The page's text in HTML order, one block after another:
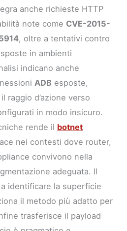
anche richieste HTTP
note come CVE-2015-
, oltre a tentativi contro
in ambienti
indicano anche
ADB esposte,
raggio d’azione verso
in modo insicuro.
rende il botnet
nei contesti dove router,
convivono nella
adeguata. Il
identificare la superficie
il metodo più adatto per
trasferisce il payload